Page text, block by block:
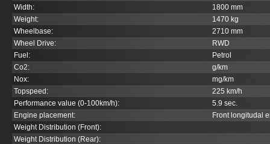
Width:
1800 mm
Weight:
1470 kg
Wheelbase:
2710 mm
Wheel Drive:
RWD
Fuel:
Petrol
Co2:
g/km
Nox:
mg/km
Topspeed:
225 km/h
Performance value (0-100km/h):
5.9 sec.
Engine placement:
Front longitudal
Weight Distribution (Front):
Weight Distribution (Rear):